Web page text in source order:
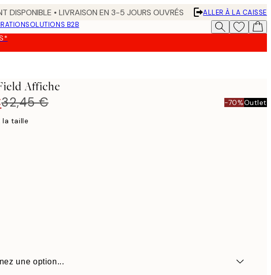
DISPONIBLE • LIVRAISON EN 3-5 JOURS OUVRÉS
ALLER À LA CAISSE
SOLUTIONS B2B
Affiche
32,45 € -70%Outlet
la taille
une option...